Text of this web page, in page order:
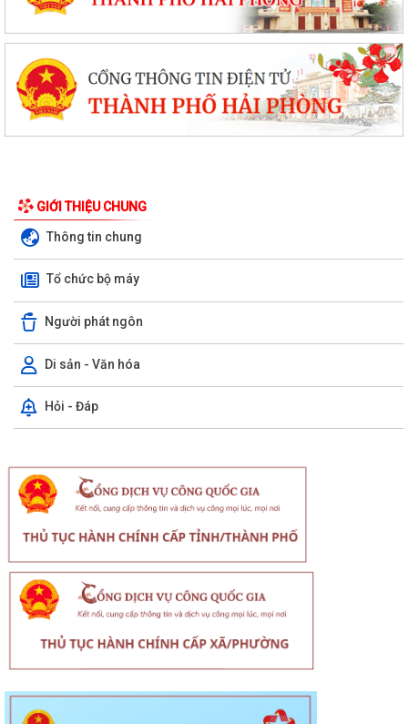
GIỚI THIỆU CHUNG
Thông tin chung
Tổ chức bộ máy
Người phát ngôn
Di sản - Văn hóa
Hỏi - Đáp